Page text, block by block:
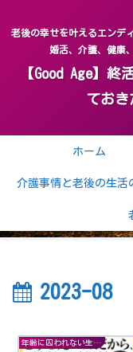
老後の幸せを叶えるエンデ
婚活、介護、健康
【Good Age】
ておき
ホーム
介護事情と老後の生活
2023-08
年齢に囚われない生き方